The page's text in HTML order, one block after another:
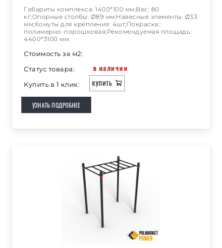
Габариты комплекса: 1400*100 мм;Вес: 80
кг;Опорные столбы: Ø89 мм;Навесные элементы: Ø33
мм;Хомуты для крепления: 4шт;Покраска::
полимерно-порошковая;Рекомендуемая площадь:
4400*3100 мм.
Стоимость за м2:
Статус товара:
в наличии
Купить в 1 клик: КУПИТЬ
УЗНАТЬ ПОДРОБНЕЕ